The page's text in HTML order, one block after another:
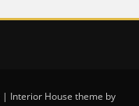
| Interior House theme by